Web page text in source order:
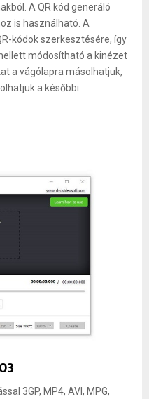
A QR kód generáló
is használható. A
kódok szerkesztésére, így
módosítható a kinézet
a vágólapra másolhatjuk,
a későbbi
3GP, MP4, AVI, MPG,